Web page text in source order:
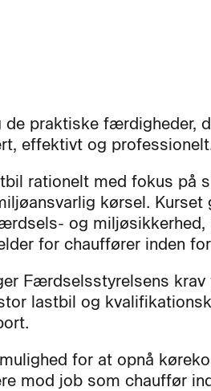
de praktiske færdigheder,
effektivt og
rationelt med fokus på
kørsel. Kurset
og miljøsikkerhed,
for chauffører inden
Færdselsstyrelsens krav
lastbil og
for at opnå
mod job som chauffør